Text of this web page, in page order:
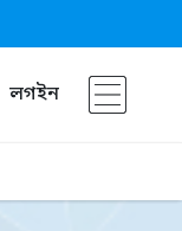
লগইন